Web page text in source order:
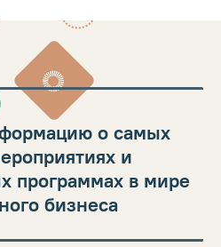
о самых
и
программах в мире
бизнеса